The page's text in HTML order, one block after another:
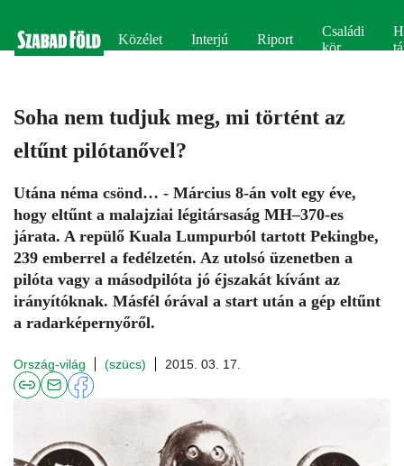
Közélet Interjú Riport
Családi
kör
Soha nem tudjuk meg, mi történt az
eltűnt pilótanővel?
Utána néma csönd… - Március 8-án volt egy éve,
hogy eltűnt a malajziai légitársaság MH–370-es
járata. A repülő Kuala Lumpurból tartott Pekingbe,
239 emberrel a fedélzetén. Az utolsó üzenetben a
pilóta vagy a másodpilóta jó éjszakát kívánt az
irányítóknak. Másfél órával a start után a gép eltűnt
a radarképernyőről.
Ország-világ (szücs) 2015. 03. 17.